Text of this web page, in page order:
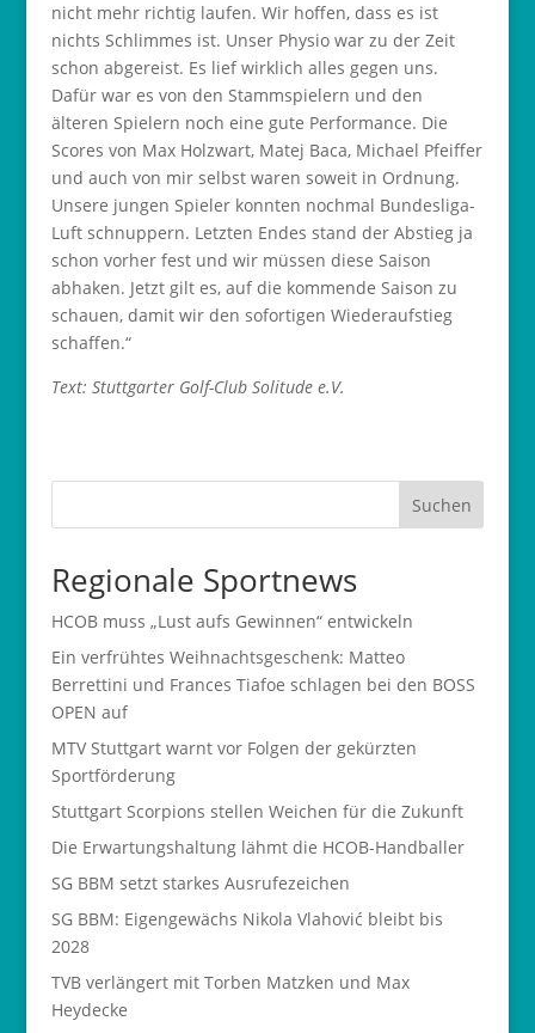
nicht mehr richtig laufen. Wir hoffen, dass es ist
nichts Schlimmes ist. Unser Physio war zu der Zeit
schon abgereist. Es lief wirklich alles gegen uns.
Dafür war es von den Stammspielern und den
älteren Spielern noch eine gute Performance. Die
Scores von Max Holzwart, Matej Baca, Michael Pfeiffer
und auch von mir selbst waren soweit in Ordnung.
Unsere jungen Spieler konnten nochmal Bundesliga-
Luft schnuppern. Letzten Endes stand der Abstieg ja
schon vorher fest und wir müssen diese Saison
abhaken. Jetzt gilt es, auf die kommende Saison zu
schauen, damit wir den sofortigen Wiederaufstieg
schaffen.“
Text: Stuttgarter Golf-Club Solitude e.V.
Suchen
Regionale Sportnews
HCOB muss „Lust aufs Gewinnen“ entwickeln
Ein verfrühtes Weihnachtsgeschenk: Matteo
Berrettini und Frances Tiafoe schlagen bei den BOSS
OPEN auf
MTV Stuttgart warnt vor Folgen der gekürzten
Sportförderung
Stuttgart Scorpions stellen Weichen für die Zukunft
Die Erwartungshaltung lähmt die HCOB-Handballer
SG BBM setzt starkes Ausrufezeichen
SG BBM: Eigengewächs Nikola Vlahović bleibt bis
2028
TVB verlängert mit Torben Matzken und Max
Heydecke